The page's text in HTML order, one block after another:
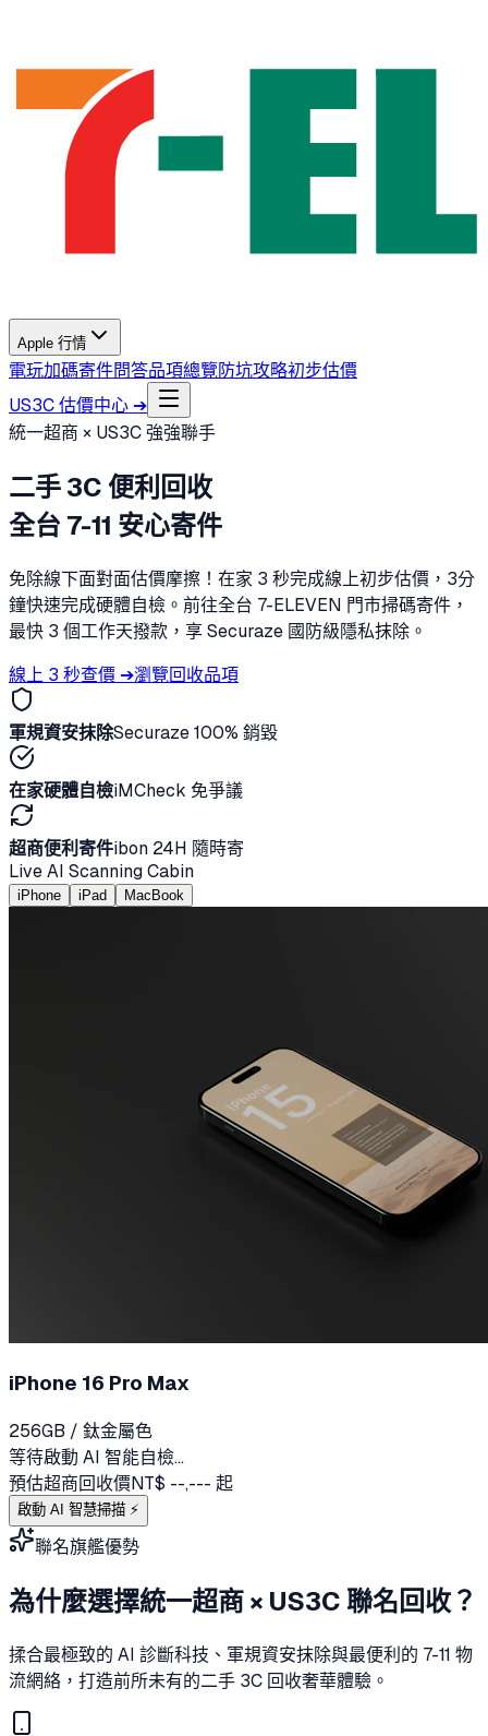
Apple 行情
電玩加碼寄件問答品項總覽防坑攻略初步估價
US3C 估價中心 ➔
統一超商 × US3C 強強聯手
二手 3C 便利回收
全台 7-11 安心寄件
免除線下面對面估價摩擦！在家 3 秒完成線上初步估價，3分
鐘快速完成硬體自檢。前往全台 7-ELEVEN 門市掃碼寄件，
最快 3 個工作天撥款，享 Securaze 國防級隱私抹除。
線上 3 秒查價 ➔瀏覽回收品項
軍規資安抹除Securaze 100% 銷毀
在家硬體自檢iMCheck 免爭議
超商便利寄件ibon 24H 隨時寄
Live AI Scanning Cabin
iPhone iPad MacBook
iPhone 16 Pro Max
256GB / 鈦金屬色
等待啟動 AI 智能自檢...
預估超商回收價NT$ --,--- 起
啟動 AI 智慧掃描 ⚡
聯名旗艦優勢
為什麼選擇統一超商 × US3C 聯名回收？
揉合最極致的 AI 診斷科技、軍規資安抹除與最便利的 7-11 物
流網絡，打造前所未有的二手 3C 回收奢華體驗。